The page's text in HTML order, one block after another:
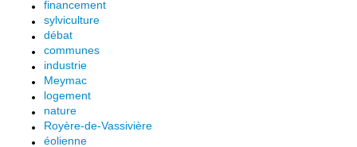
financement
sylviculture
débat
communes
industrie
Meymac
logement
nature
Royère-de-Vassivière
éolienne